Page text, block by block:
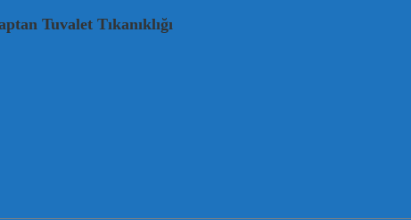
Tuvalet Tıkanıklığı